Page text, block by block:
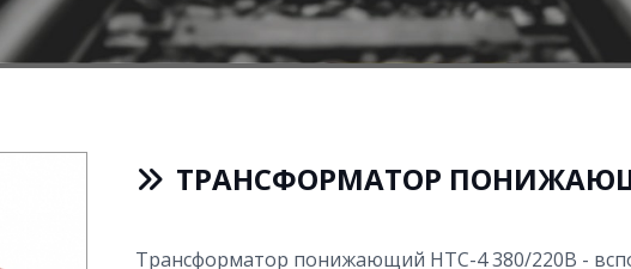
ТРАНСФОРМАТОР
Трансформатор понижающий НТС-4 380/220В -